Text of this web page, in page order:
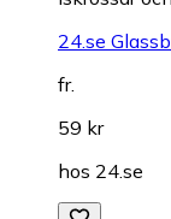
24.se
fr.
59 kr
hos 24.se